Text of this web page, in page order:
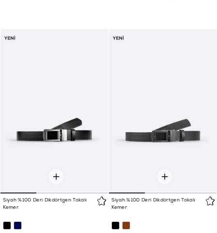
Siyah %100 Deri Dikdörtgen Tokalı
Kemer
Siyah %100 Deri Dikdörtgen Tokalı
Kemer